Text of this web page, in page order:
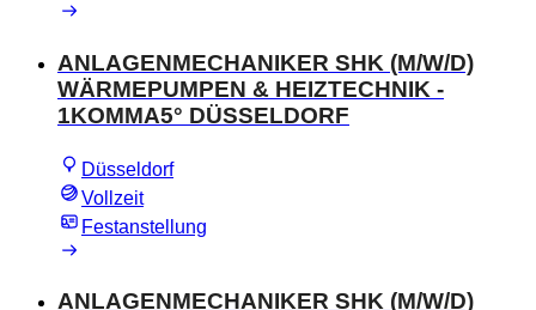
ANLAGENMECHANIKER SHK (M/W/D)
WÄRMEPUMPEN & HEIZTECHNIK -
1KOMMA5° DÜSSELDORF
Düsseldorf
Vollzeit
Festanstellung
ANLAGENMECHANIKER SHK (M/W/D)